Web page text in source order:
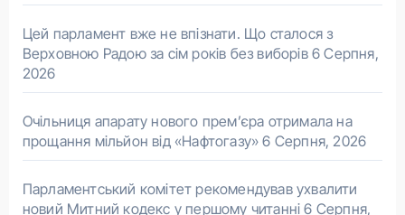
Цей парламент вже не впізнати. Що сталося з
Верховною Радою за сім років без виборів 6 Серпня,
2026
Очільниця апарату нового прем’єра отримала на
прощання мільйон від «Нафтогазу» 6 Серпня, 2026
Парламентський комітет рекомендував ухвалити
новий Митний кодекс у першому читанні 6 Серпня,